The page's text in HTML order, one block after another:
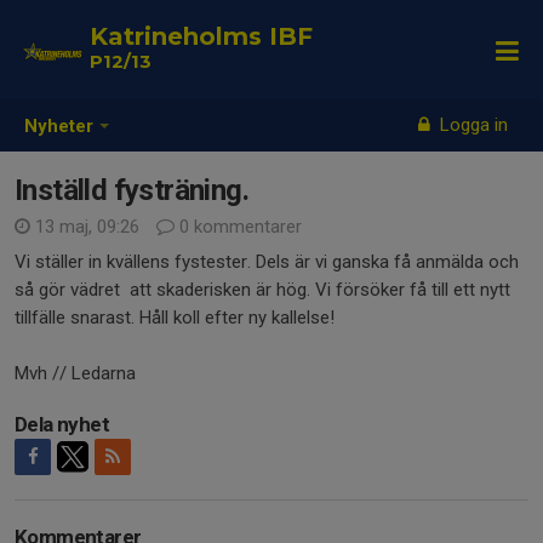
Nyheter Logga in
Katrineholms IBF
P12/13
Inställd fysträning.
13 maj, 09:26
0 kommentarer
Vi ställer in kvällens fystester. Dels är vi ganska få anmälda och
så gör vädret att skaderisken är hög. Vi försöker få till ett nytt
tillfälle snarast. Håll koll efter ny kallelse!
Mvh // Ledarna
Dela nyhet
Kommentarer